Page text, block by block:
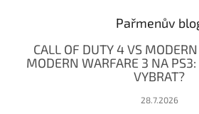
Pařmenův
CALL OF DUTY 4 VS
MODERN WARFARE 3 NA
VYBRAT?
28.7.2026